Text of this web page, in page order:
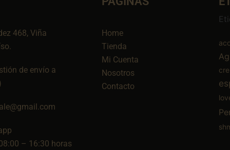
468, Viña
de envío a
– 16:30 horas
Home
Tienda
Mi Cuenta
Nosotros
Contacto